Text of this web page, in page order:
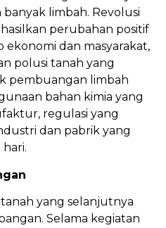
limbah. Revolusi
perubahan positif
dan masyarakat,
polusi tanah yang
pembuangan limbah
bahan kimia yang
regulasi yang
dan pabrik yang
yang selanjutnya
Selama kegiatan